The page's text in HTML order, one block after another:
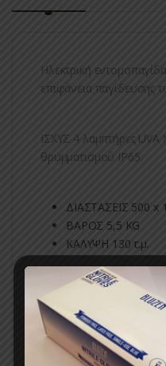
Ηλεκτρική
επιφάνεια παγίδευσης
ΙΣΧΥΣ 4 λαμπτήρες
θρυμματισμού IP65.
ΔΙΑΣΤΑΣΕΙΣ 500 x
ΒΑΡΟΣ 5,5 KG
ΚΑΛΥΨΗ 130 τ.μ.
Κωδικός προϊόντος: